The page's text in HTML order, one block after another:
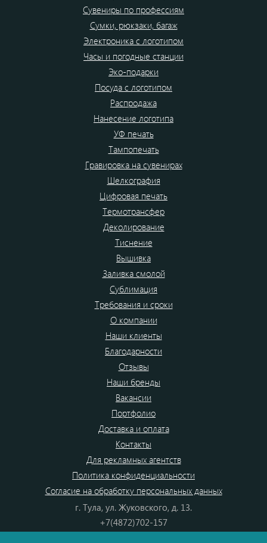
Сувениры по профессиям
Сумки, рюкзаки, багаж
Электроника с логотипом
Часы и погодные станции
Эко-подарки
Посуда с логотипом
Распродажа
Нанесение логотипа
УФ печать
Тампопечать
Гравировка на сувенирах
Шелкография
Цифровая печать
Термотрансфер
Деколирование
Тиснение
Вышивка
Заливка смолой
Сублимация
Требования и сроки
О компании
Наши клиенты
Благодарности
Отзывы
Наши бренды
Вакансии
Портфолио
Доставка и оплата
Контакты
Для рекламных агентств
Политика конфиденциальности
Согласие на обработку персональных данных
г. Тула, ул. Жуковского, д. 13.
+7(4872)702-157